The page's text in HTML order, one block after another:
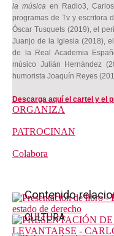
la música en Radio3, C
programas de Tv y escritora
Óscar Tusquets (2019), el
Juanjo de la Iglesia (2018),
de la Real Academia
músico Julián Hernández
humorista Joaquín Reyes
Descarga aquí el cartel y el
ORGANIZA
PATROCINAN
Colabora
Contenido
CULTURA